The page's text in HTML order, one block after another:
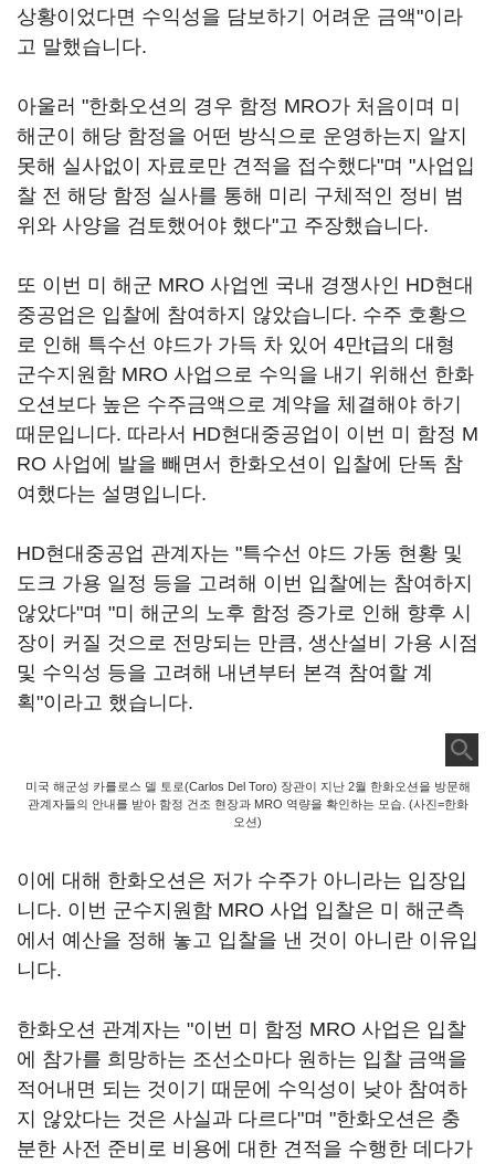
상황이었다면 수익성을 담보하기 어려운 금액"이라
고 말했습니다.
아울러 "한화오션의 경우 함정 MRO가 처음이며 미
해군이 해당 함정을 어떤 방식으로 운영하는지 알지
못해 실사없이 자료로만 견적을 접수했다"며 "사업입
찰 전 해당 함정 실사를 통해 미리 구체적인 정비 범
위와 사양을 검토했어야 했다"고 주장했습니다.
또 이번 미 해군 MRO 사업엔 국내 경쟁사인 HD현대
중공업은 입찰에 참여하지 않았습니다. 수주 호황으
로 인해 특수선 야드가 가득 차 있어 4만t급의 대형
군수지원함 MRO 사업으로 수익을 내기 위해선 한화
오션보다 높은 수주금액으로 계약을 체결해야 하기
때문입니다. 따라서 HD현대중공업이 이번 미 함정 M
RO 사업에 발을 빼면서 한화오션이 입찰에 단독 참
여했다는 설명입니다.
HD현대중공업 관계자는 "특수선 야드 가동 현황 및
도크 가용 일정 등을 고려해 이번 입찰에는 참여하지
않았다"며 "미 해군의 노후 함정 증가로 인해 향후 시
장이 커질 것으로 전망되는 만큼, 생산설비 가용 시점
및 수익성 등을 고려해 내년부터 본격 참여할 계
획"이라고 했습니다.
미국 해군성 카를로스 델 토로(Carlos Del Toro) 장관이 지난 2월 한화오션을 방문해
관계자들의 안내를 받아 함정 건조 현장과 MRO 역량을 확인하는 모습. (사진=한화
오션)
이에 대해 한화오션은 저가 수주가 아니라는 입장입
니다. 이번 군수지원함 MRO 사업 입찰은 미 해군측
에서 예산을 정해 놓고 입찰을 낸 것이 아니란 이유입
니다.
한화오션 관계자는 "이번 미 함정 MRO 사업은 입찰
에 참가를 희망하는 조선소마다 원하는 입찰 금액을
적어내면 되는 것이기 때문에 수익성이 낮아 참여하
지 않았다는 것은 사실과 다르다"며 "한화오션은 충
분한 사전 준비로 비용에 대한 견적을 수행한 데다가